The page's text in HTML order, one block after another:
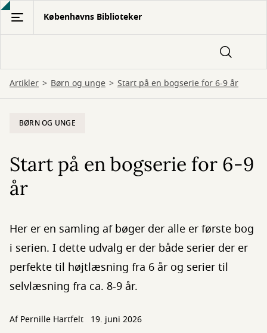
Gå
hovedindhold
Københavns Biblioteker
Artikler Børn og unge Start på en bogserie for 6-9 år
BØRN OG UNGE
Start på en bogserie for 6-9
år
Her er en samling af bøger der alle er første bog
i serien. I dette udvalg er der både serier der er
perfekte til højtlæsning fra 6 år og serier til
selvlæsning fra ca. 8-9 år.
AfPernille Hartfelt 19. juni 2026